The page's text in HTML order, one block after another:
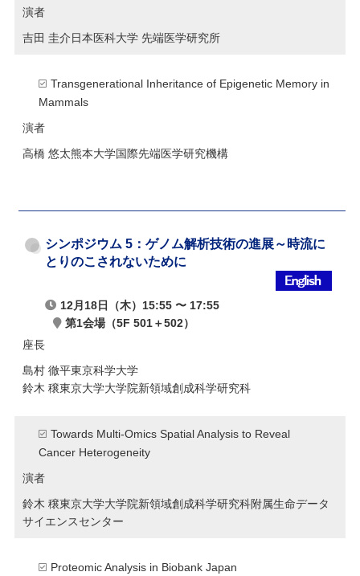
演者
吉田 圭介日本医科大学 先端医学研究所
Transgenerational Inheritance of Epigenetic Memory in
Mammals
演者
高橋 悠太熊本大学国際先端医学研究機構
シンポジウム 5：ゲノム解析技術の進展～時流に
とりのこされないために
12月18日（木）15:55 〜 17:55
第1会場（5F 501＋502）
座長
島村 徹平東京科学大学
鈴木 穣東京大学大学院新領域創成科学研究科
Towards Multi-Omics Spatial Analysis to Reveal
Cancer Heterogeneity
演者
鈴木 穣東京大学大学院新領域創成科学研究科附属生命データ
サイエンスセンター
Proteomic Analysis in Biobank Japan